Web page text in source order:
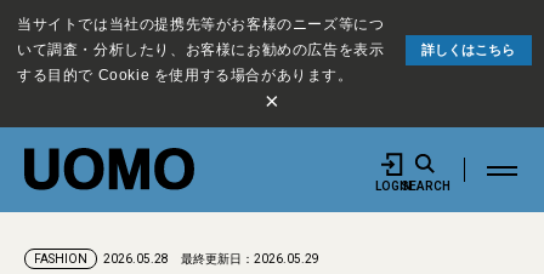
当サイトでは当社の提携先等がお客様のニーズ等につ
いて調査・分析したり、お客様にお勧めの広告を表示
する目的で Cookie を使用する場合があります。
詳しくはこちら
×
LOGINSEARCH
FASHION 2026.05.28 最終更新日：2026.05.29